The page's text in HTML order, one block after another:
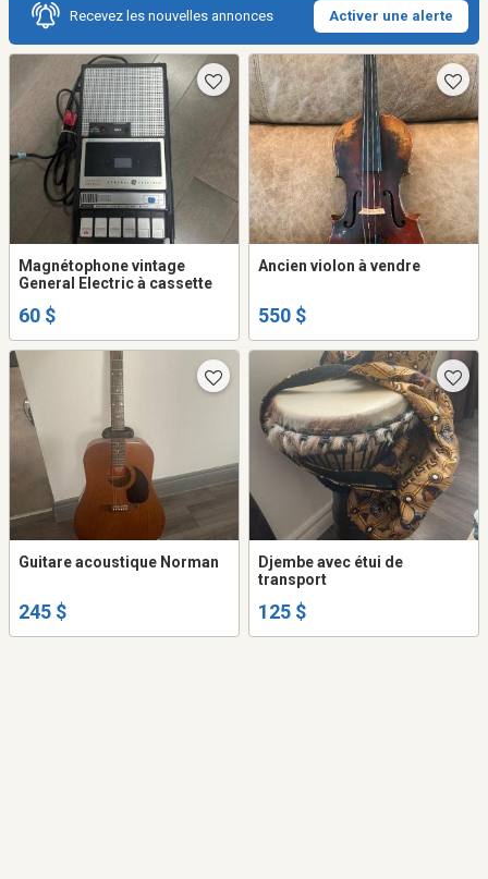
Recevez les nouvelles annonces Activer une alerte
Magnétophone vintage
General Electric à cassette
60 $
Ancien violon à vendre
550 $
Guitare acoustique Norman
245 $
Djembe avec étui de
transport
125 $